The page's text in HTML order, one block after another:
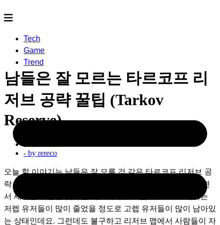
Tech
Game
Trend
남들은 잘 모르는 타르코프 리
저브 공략 꿀팁 (Tarkov
Reserve)
- by rereco
오늘 할 이야기는 남들은 잘 모를 것 같은 타르코프 리저브 공
략 꿀팁 몇 가지 입니다. 스트리트 오브 타르코프가 추가되면
서 새로운 시즌을 맞이한 이스케이프 프롬 타르코프. 이제는
저렙 유저들이 많이 줄었을 정도로 고렙 유저들이 많이 남아있
는 상태인데요. 그런데도 불구하고 리저브 맵에서 사람들이 자